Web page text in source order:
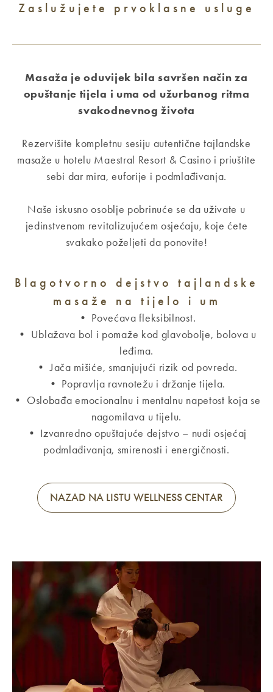
Zaslužujete prvoklasne usluge
Masaža je oduvijek bila savršen način za
opuštanje tijela i uma od užurbanog ritma
svakodnevnog života
Rezervišite kompletnu sesiju autentične tajlandske
masaže u hotelu Maestral Resort & Casino i priuštite
sebi dar mira, euforije i podmlađivanja.
Naše iskusno osoblje pobrinuće se da uživate u
jedinstvenom revitalizujućem osjećaju, koje ćete
svakako poželjeti da ponovite!
Blagotvorno dejstvo tajlandske
masaže na tijelo i um
• Povećava fleksibilnost.
• Ublažava bol i pomaže kod glavobolje, bolova u
leđima.
• Jača mišiće, smanjujući rizik od povreda.
• Popravlja ravnotežu i držanje tijela.
• Oslobađa emocionalnu i mentalnu napetost koja se
nagomilava u tijelu.
• Izvanredno opuštajuće dejstvo – nudi osjećaj
podmlađivanja, smirenosti i energičnosti.
NAZAD NA LISTU WELLNESS CENTAR